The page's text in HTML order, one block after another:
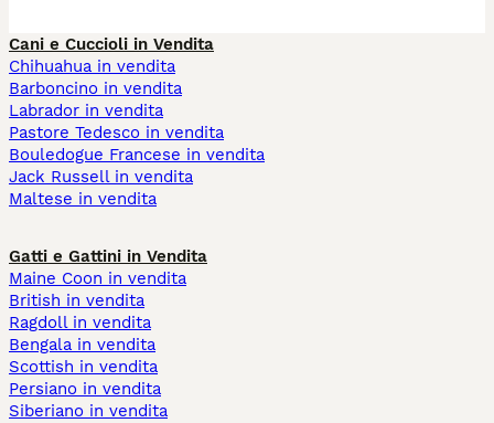
Cani e Cuccioli in Vendita
Chihuahua in vendita
Barboncino in vendita
Labrador in vendita
Pastore Tedesco in vendita
Bouledogue Francese in vendita
Jack Russell in vendita
Maltese in vendita
Gatti e Gattini in Vendita
Maine Coon in vendita
British in vendita
Ragdoll in vendita
Bengala in vendita
Scottish in vendita
Persiano in vendita
Siberiano in vendita